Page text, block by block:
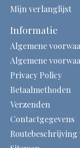
Mijn verlanglijst
Informatie
Algemene
Algemene
Privacy Policy
Betaalmethoden
Verzenden
Contactgegevens